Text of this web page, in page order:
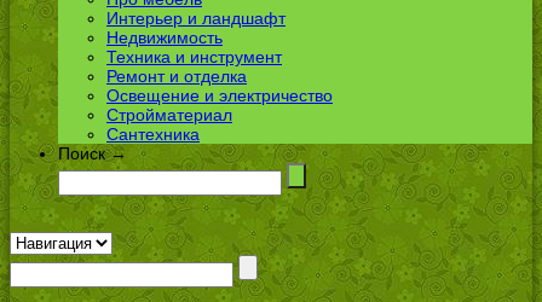
Интерьер и ландшафт
Недвижимость
Техника и инструмент
Ремонт и отделка
Освещение и электричество
Стройматериал
Сантехника
Поиск →